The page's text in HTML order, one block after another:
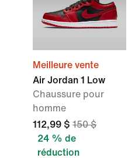
Meilleure vente
Air Jordan 1 Low
Chaussure pour
homme
112,99 $ 150 $
24 % de
réduction